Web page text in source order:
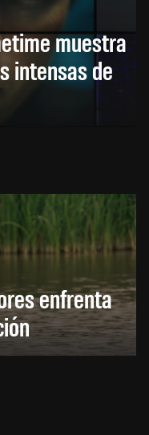
muestra
intensas de
enfrenta